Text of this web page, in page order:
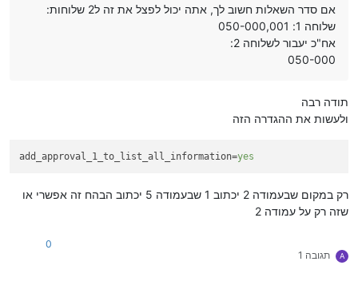
אם סדר השאלות חשוב לך, אתה יכול לפצל את זה ל2 שלוחות:
שלוחה 1: 050-000,001
אח"כ יעבור לשלוחה 2:
050-000
תודה רבה
ולעשות את ההגדרה הזה
add_approval_1_to_list_all_information=yes
רק במקום שבעמודה 2 יכתוב 1 שבעמודה 5 יכתוב הבהח זה אפשרי או
שזה רק על עמודה 2
A תגובה 1
0